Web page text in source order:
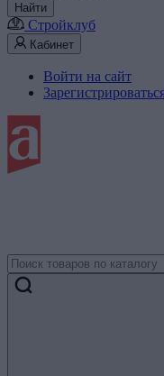
Найти
Стройклуб
Кабинет
Войти на сайт